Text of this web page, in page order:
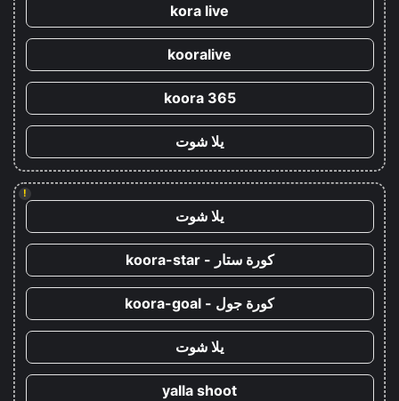
kora live
kooralive
koora 365
يلا شوت
!
يلا شوت
كورة ستار - koora-star
كورة جول - koora-goal
يلا شوت
yalla shoot